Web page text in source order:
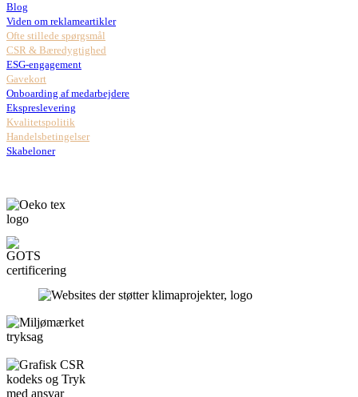
Blog
Viden om reklameartikler
Ofte stillede spørgsmål
CSR & Bæredygtighed
ESG-engagement
Gavekort
Onboarding af medarbejdere
Ekspreslevering
Kvalitetspolitik
Handelsbetingelser
Skabeloner